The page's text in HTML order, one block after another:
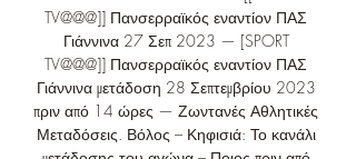
TV@@@]] Πανσερραϊκός εναντίον ΠΑΣ
Γιάννινα 27 Σεπ 2023 — [SPORT
TV@@@]] Πανσερραϊκός εναντίον ΠΑΣ
Γιάννινα μετάδοση 28 Σεπτεμβρίου 2023
πριν από 14 ώρες — Ζωντανές Αθλητικές
Μεταδόσεις. Βόλος – Κηφισιά: Το κανάλι